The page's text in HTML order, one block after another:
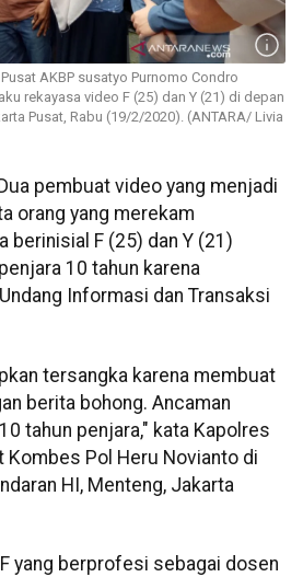
AKBP susatyo Purnomo Condro
rekayasa video F (25) dan Y (21) di depan
Pusat, Rabu (19/2/2020). (ANTARA/ Livia
pembuat video yang menjadi
orang yang merekam
berinisial F (25) dan Y (21)
10 tahun karena
Informasi dan Transaksi
tersangka karena membuat
berita bohong. Ancaman
tahun penjara," kata Kapolres
Pol Heru Novianto di
HI, Menteng, Jakarta
yang berprofesi sebagai dosen